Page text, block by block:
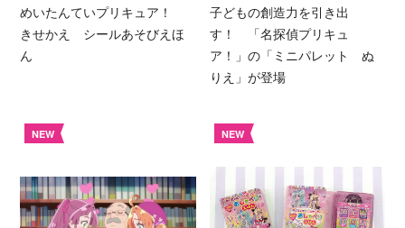
めいたんていプリキュア！
きせかえ シールあそびえほ
ん
子どもの創造力を引き出
す！ 「名探偵プリキュ
ア！」の「ミニパレット ぬ
りえ」が登場
NEW NEW